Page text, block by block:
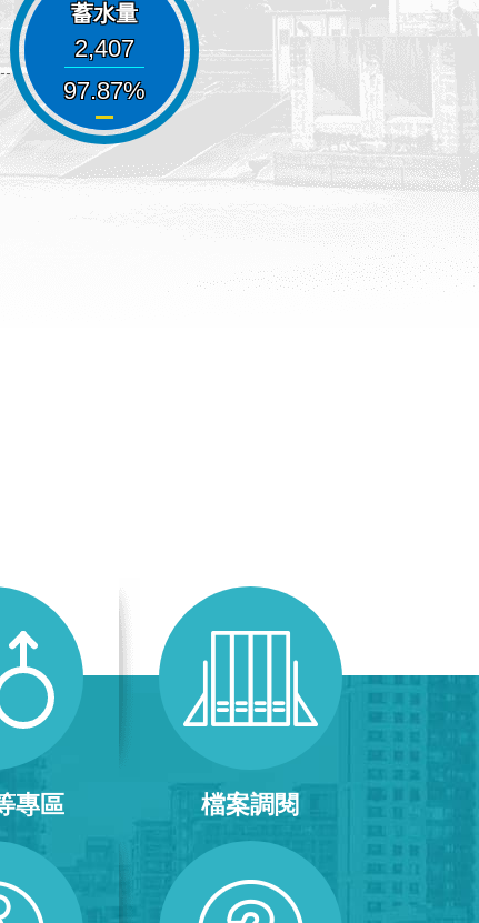
蓄水量
2,407
97.87
專區 檔案調閱